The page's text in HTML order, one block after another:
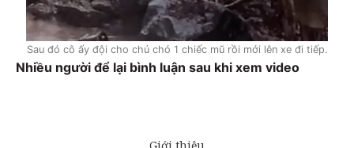
Sau đó cô ấy đội cho chú chó 1 chiếc mũ rồi mới lên xe đi tiếp.
Nhiều người để lại bình luận sau khi xem video